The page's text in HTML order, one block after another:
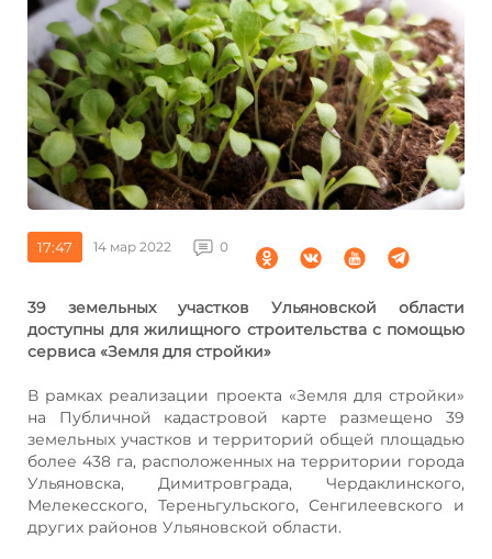
17:47 14 мар 2022 0
39 земельных участков Ульяновской области
доступны для жилищного строительства с помощью
сервиса «Земля для стройки»
В рамках реализации проекта «Земля для стройки»
на Публичной кадастровой карте размещено 39
земельных участков и территорий общей площадью
более 438 га, расположенных на территории города
Ульяновска, Димитровграда, Чердаклинского,
Мелекесского, Тереньгульского, Сенгилеевского и
других районов Ульяновской области.